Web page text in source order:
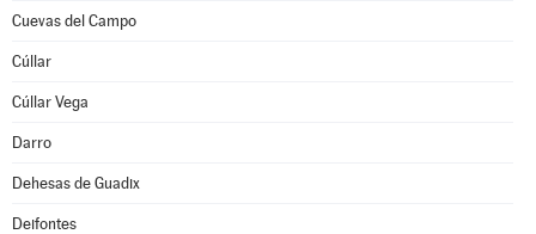
Cuevas del Campo
Cúllar
Cúllar Vega
Darro
Dehesas de Guadix
Deifontes